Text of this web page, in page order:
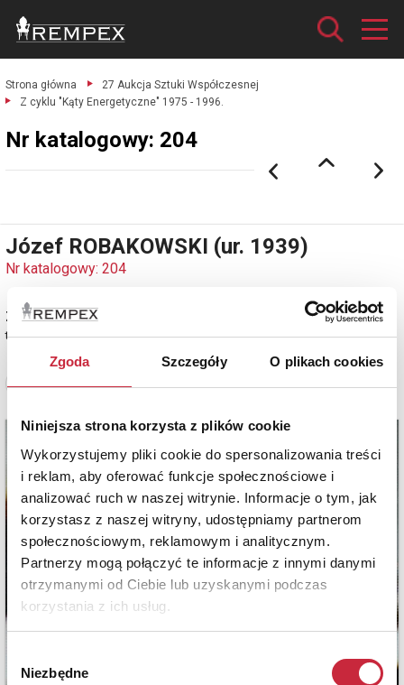
Zgoda Szczegóły O plikach cookies
Niniejsza strona korzysta z plików cookie
Wykorzystujemy pliki cookie do spersonalizowania treści
i reklam, aby oferować funkcje społecznościowe i
analizować ruch w naszej witrynie. Informacje o tym, jak
korzystasz z naszej witryny, udostępniamy partnerom
społecznościowym, reklamowym i analitycznym.
Partnerzy mogą połączyć te informacje z innymi danymi
otrzymanymi od Ciebie lub uzyskanymi podczas
korzystania z ich usług.
zgody
Niezbędne
Strona główna
27 Aukcja Sztuki Współczesnej
Z cyklu "Kąty Energetyczne" 1975 - 1996.
Nr katalogowy: 204
Józef ROBAKOWSKI (ur. 1939)
Nr katalogowy: 204
Z cyklu "Kąty Energetyczne" 1975 - 1996
technika własna, papier, 49 x 60 cm (w świetle passe-partout);
Zobacz pełne informacje